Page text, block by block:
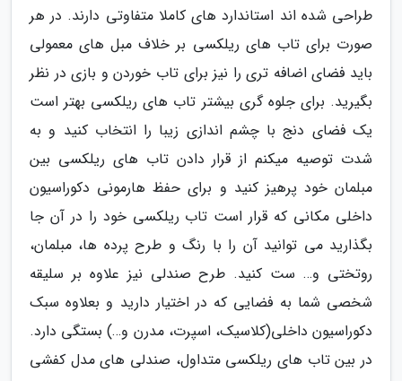
طراحی شده اند استاندارد های کاملا متفاوتی دارند. در هر
صورت برای تاب های ریلکسی بر خلاف مبل های معمولی
باید فضای اضافه تری را نیز برای تاب خوردن و بازی در نظر
بگیرید. برای جلوه گری بیشتر تاب های ریلکسی بهتر است
یک فضای دنج با چشم اندازی زیبا را انتخاب کنید و به
شدت توصیه میکنم از قرار دادن تاب های ریلکسی بین
مبلمان خود پرهیز کنید و برای حفظ هارمونی دکوراسیون
داخلی مکانی که قرار است تاب ریلکسی خود را در آن جا
بگذارید می توانید آن را با رنگ و طرح پرده ها، مبلمان،
روتختی و… ست کنید. طرح صندلی نیز علاوه بر سلیقه
شخصی شما به فضایی که در اختیار دارید و بعلاوه سبک
دکوراسیون داخلی(کلاسیک، اسپرت، مدرن و…) بستگی دارد.
در بین تاب های ریلکسی متداول، صندلی های مدل کفشی